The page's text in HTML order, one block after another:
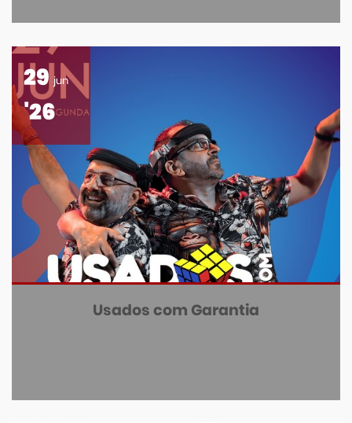
29 jun
'26
Usados com Garantia